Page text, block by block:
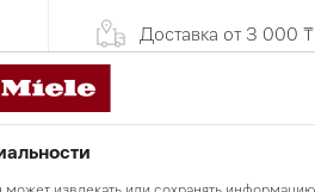
Доставка от 3 000 ₸
Подробную информацию